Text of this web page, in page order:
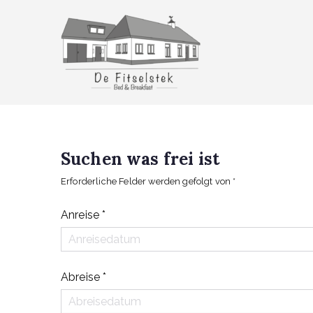
Suchen was frei ist
Erforderliche Felder werden gefolgt von *
Anreise*
Abreise*